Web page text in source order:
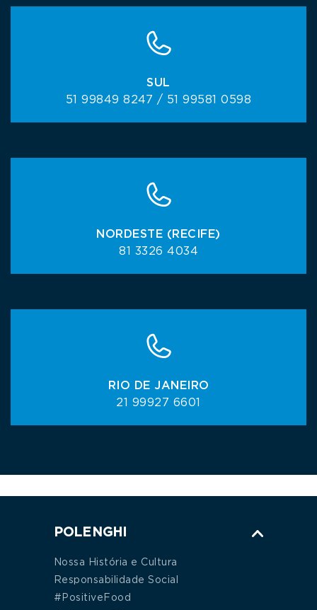
SUL
51 99849 8247 / 51 99581 0598
NORDESTE (RECIFE)
81 3326 4034
RIO DE JANEIRO
21 99927 6601
POLENGHI
Nossa História e Cultura
Responsabilidade Social
#PositiveFood